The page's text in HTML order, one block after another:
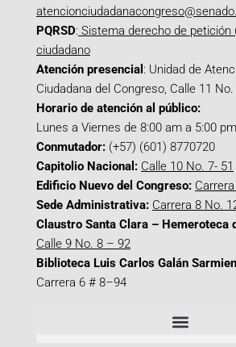
PQRSD: Sistema derecho de petición
ciudadano
Atención presencial : Unidad de
Ciudadana del Congreso, Calle 11
Horario de atención al público:
Lunes a Viernes de 8:00 am a 5:00 pm
Conmutador: (+57) (601) 8770720
Capitolio Nacional: Calle 10 No. 7- 51
Edificio Nuevo del Congreso:
Sede Administrativa: Carrera 8 No.
Claustro Santa Clara – Hemeroteca
Calle 9 No. 8 – 92
Biblioteca Luis Carlos Galán
Carrera 6 # 8–94